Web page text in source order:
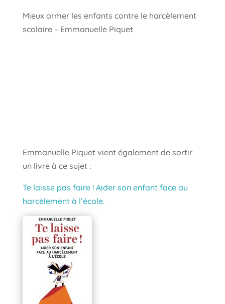
Mieux armer les enfants contre le harcèlement
scolaire – Emmanuelle Piquet
Emmanuelle Piquet vient également de sortir
un livre à ce sujet :
Te laisse pas faire ! Aider son enfant face au
harcèlement à l’école.